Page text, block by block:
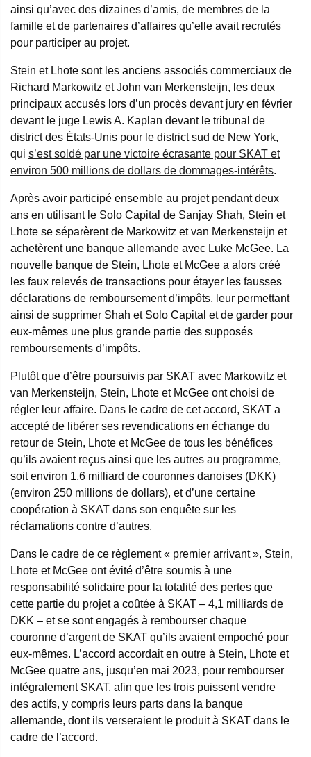
ainsi qu’avec des dizaines d’amis, de membres de la
famille et de partenaires d’affaires qu’elle avait recrutés
pour participer au projet.
Stein et Lhote sont les anciens associés commerciaux de
Richard Markowitz et John van Merkensteijn, les deux
principaux accusés lors d’un procès devant jury en février
devant le juge Lewis A. Kaplan devant le tribunal de
district des États-Unis pour le district sud de New York,
qui s’est soldé par une victoire écrasante pour SKAT et
environ 500 millions de dollars de dommages-intérêts.
Après avoir participé ensemble au projet pendant deux
ans en utilisant le Solo Capital de Sanjay Shah, Stein et
Lhote se séparèrent de Markowitz et van Merkensteijn et
achetèrent une banque allemande avec Luke McGee. La
nouvelle banque de Stein, Lhote et McGee a alors créé
les faux relevés de transactions pour étayer les fausses
déclarations de remboursement d’impôts, leur permettant
ainsi de supprimer Shah et Solo Capital et de garder pour
eux-mêmes une plus grande partie des supposés
remboursements d’impôts.
Plutôt que d’être poursuivis par SKAT avec Markowitz et
van Merkensteijn, Stein, Lhote et McGee ont choisi de
régler leur affaire. Dans le cadre de cet accord, SKAT a
accepté de libérer ses revendications en échange du
retour de Stein, Lhote et McGee de tous les bénéfices
qu’ils avaient reçus ainsi que les autres au programme,
soit environ 1,6 milliard de couronnes danoises (DKK)
(environ 250 millions de dollars), et d’une certaine
coopération à SKAT dans son enquête sur les
réclamations contre d’autres.
Dans le cadre de ce règlement « premier arrivant », Stein,
Lhote et McGee ont évité d’être soumis à une
responsabilité solidaire pour la totalité des pertes que
cette partie du projet a coûtée à SKAT – 4,1 milliards de
DKK – et se sont engagés à rembourser chaque
couronne d’argent de SKAT qu’ils avaient empoché pour
eux-mêmes. L’accord accordait en outre à Stein, Lhote et
McGee quatre ans, jusqu’en mai 2023, pour rembourser
intégralement SKAT, afin que les trois puissent vendre
des actifs, y compris leurs parts dans la banque
allemande, dont ils verseraient le produit à SKAT dans le
cadre de l’accord.